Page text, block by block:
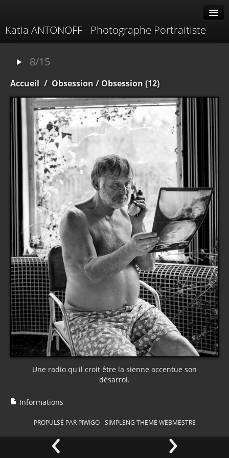
Katia ANTONOFF - Photographe Portraitiste
Contacter
8/15
Accueil / Obsession / Obsession (12)
‹ ›
Une radio qu'il croit être la sienne accentue son
désarroi.
Informations
PROPULSÉ PAR PIWIGO-SIMPLENG THEME WEBMESTRE